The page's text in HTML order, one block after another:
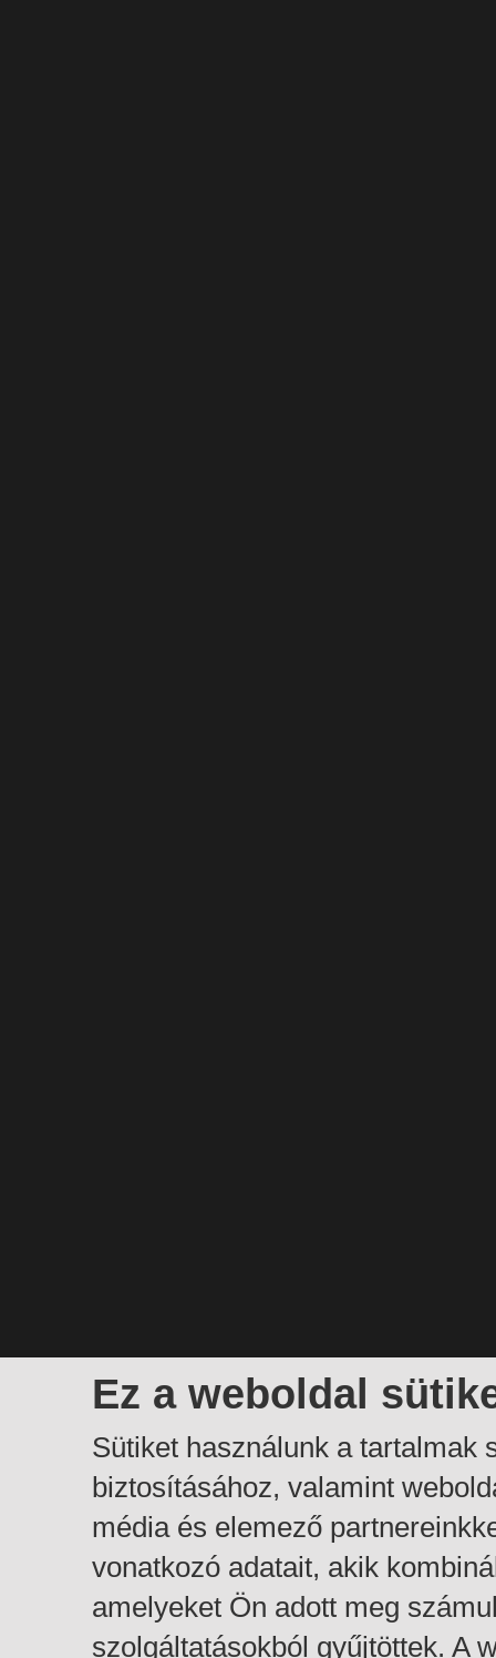
Ez a weboldal
Sütiket használunk a tartalmak
biztosításához, valamint
média és elemező
vonatkozó adatait, akik
amelyeket Ön adott meg
szolgáltatásokból gyűjtöttek. A